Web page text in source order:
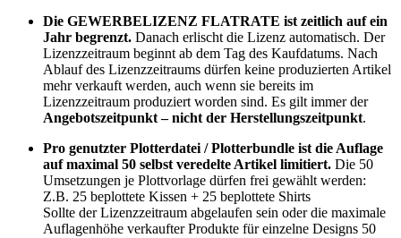
Die GEWERBELIZENZ FLATRATE ist zeitlich auf ein
Jahr begrenzt. Danach erlischt die Lizenz automatisch. Der
Lizenzzeitraum beginnt ab dem Tag des Kaufdatums. Nach
Ablauf des Lizenzzeitraums dürfen keine produzierten Artikel
mehr verkauft werden, auch wenn sie bereits im
Lizenzzeitraum produziert worden sind. Es gilt immer der
Angebotszeitpunkt – nicht der Herstellungszeitpunkt.
Pro genutzter Plotterdatei / Plotterbundle ist die Auflage
auf maximal 50 selbst veredelte Artikel limitiert. Die 50
Umsetzungen je Plottvorlage dürfen frei gewählt werden:
Z.B. 25 beplottete Kissen + 25 beplottete Shirts
Sollte der Lizenzzeitraum abgelaufen sein oder die maximale
Auflagenhöhe verkaufter Produkte für einzelne Designs 50